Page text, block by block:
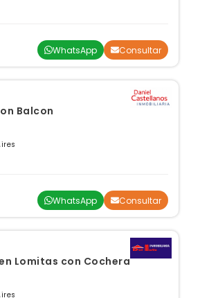
WhatsApp Consultar
Balcon
WhatsApp Consultar
Lomitas con Cochera